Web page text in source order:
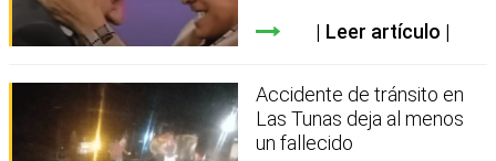
Leer artículo
Accidente de tránsito en
Las Tunas deja al menos
un fallecido